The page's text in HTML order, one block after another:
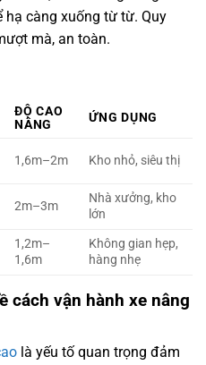
hạ càng xuống từ từ. Quy
mà, an toàn.
ĐỘ CAO
NÂNG
ỨNG DỤNG
1,6m–2m Kho nhỏ, siêu thị
2m–3m
Nhà xưởng, kho
lớn
1,2m–
1,6m
Không gian hẹp,
hàng nhẹ
cách vận hành xe nâng
là yếu tố quan trọng đảm